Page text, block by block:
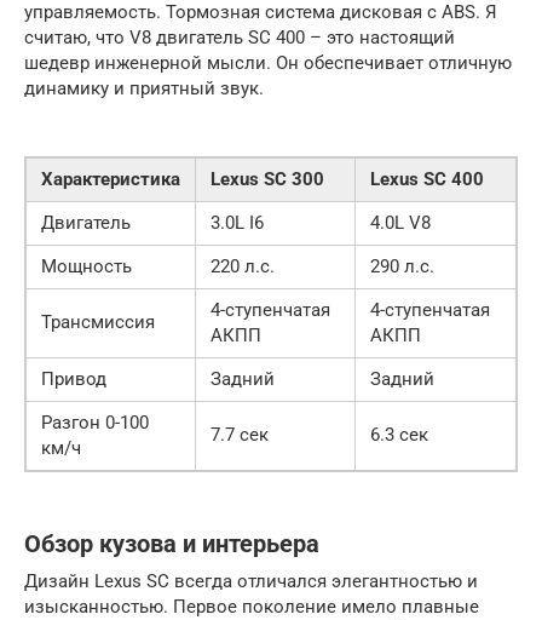
управляемость. Тормозная система дисковая с ABS. Я
считаю, что V8 двигатель SC 400 – это настоящий
шедевр инженерной мысли. Он обеспечивает отличную
динамику и приятный звук.
Характеристика Lexus SC 300
Lexus SC 400
Двигатель
3.0L I6
4.0L V8
Мощность
220 л.с. 290 л.с.
Трансмиссия
4-ступенчатая
АКПП
4-ступенчатая
АКПП
Привод
Задний
Задний
Разгон 0-100
км/ч
7.7 сек 6.3 сек
Обзор кузова и интерьера
Дизайн Lexus SC всегда отличался элегантностью и
изысканностью. Первое поколение имело плавные